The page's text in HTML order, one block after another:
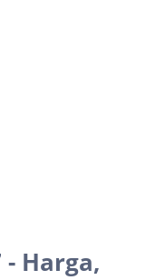
- Harga,